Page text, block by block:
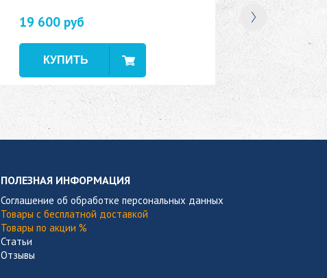
19 600 руб
ПОЛЕЗНАЯ ИНФОРМАЦИЯ
Соглашение об обработке персональных данных
Товары с бесплатной доставкой
Товары по акции %
Статьи
Отзывы